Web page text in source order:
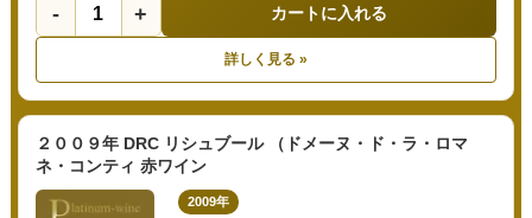
- + カートに入れる
詳しく見る »
２００９年 DRC リシュブール （ドメーヌ・ド・ラ・ロマ
ネ・コンティ 赤ワイン
2009年